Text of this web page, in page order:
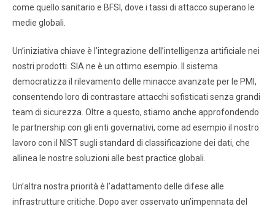
come quello sanitario e BFSI, dove i tassi di attacco superano le
medie globali.
Un’iniziativa chiave è l’integrazione dell’intelligenza artificiale nei
nostri prodotti. SIA ne è un ottimo esempio. Il sistema
democratizza il rilevamento delle minacce avanzate per le PMI,
consentendo loro di contrastare attacchi sofisticati senza grandi
team di sicurezza. Oltre a questo, stiamo anche approfondendo
le partnership con gli enti governativi, come ad esempio il nostro
lavoro con il NIST sugli standard di classificazione dei dati, che
allinea le nostre soluzioni alle best practice globali.
Un’altra nostra priorità è l’adattamento delle difese alle
infrastrutture critiche. Dopo aver osservato un’impennata del